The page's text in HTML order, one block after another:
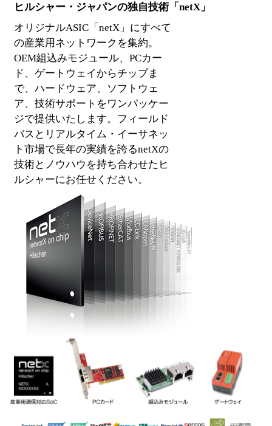
ヒルシャー・ジャパンの独自技術「netX」
オリジナルASIC「netX」にすべて
の産業用ネットワークを集約。
OEM組込みモジュール、PCカー
ド、ゲートウェイからチップま
で、ハードウェア、ソフトウェ
ア、技術サポートをワンパッケー
ジで提供いたします。フィールド
バスとリアルタイム・イーサネッ
ト市場で長年の実績を誇るnetXの
技術とノウハウを持ち合わせたヒ
ルシャーにお任せください。